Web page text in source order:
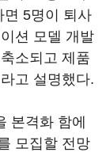
면 5명이 퇴사
션 모델 개발
소되고 제품
고 설명했다.
본격화 함에
모집할 전망